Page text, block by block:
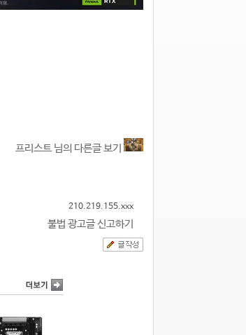
프리스트 님의 다른글 보기
210.219.155.xxx
불법 광고글 신고하기